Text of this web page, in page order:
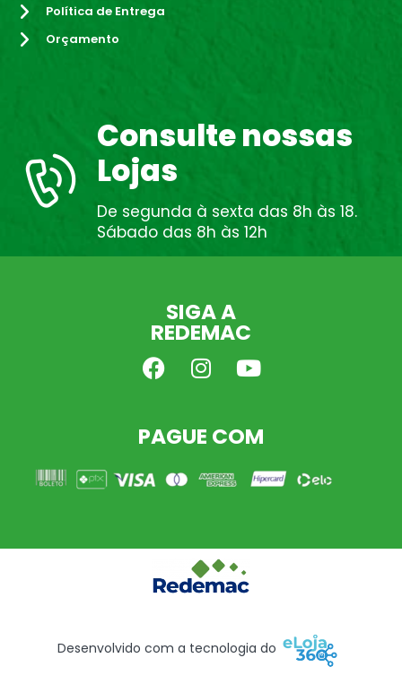
Política de Entrega
Orçamento
Consulte nossas
Lojas
De segunda à sexta das 8h às 18.
Sábado das 8h às 12h
SIGA A
REDEMAC
PAGUE COM
Desenvolvido com a tecnologia do